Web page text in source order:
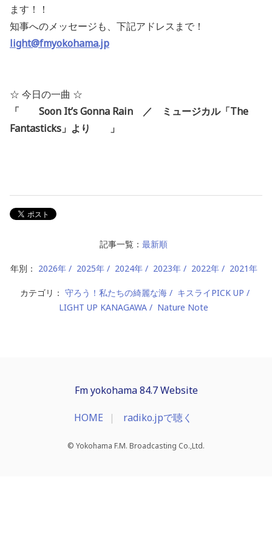
ます！！
知事へのメッセージも、下記アドレスまで！
light@fmyokohama.jp
☆ 今日の一曲 ☆
「 Soon It’s Gonna Rain ／ ミュージカル「The
Fantasticks」より
」
記事一覧： 最新順
年別： 2026年 2025年 2024年 2023年 2022年 2021年
カテゴリ： 守ろう！私たちの綺麗な海
キスライPICK UP
LIGHT UP KANAGAWA
Nature Note
Fm yokohama 84.7 Website
HOME radiko.jpで聴く
© Yokohama F.M. Broadcasting Co.,Ltd.